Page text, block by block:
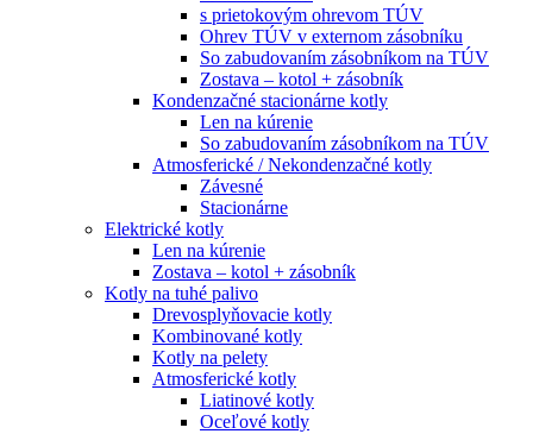
s prietokovým ohrevom TÚV
Ohrev TÚV v externom zásobníku
So zabudovaním zásobníkom na TÚV
Zostava – kotol + zásobník
Kondenzačné stacionárne kotly
Len na kúrenie
So zabudovaním zásobníkom na TÚV
Atmosferické / Nekondenzačné kotly
Závesné
Stacionárne
Elektrické kotly
Len na kúrenie
Zostava – kotol + zásobník
Kotly na tuhé palivo
Drevosplyňovacie kotly
Kombinované kotly
Kotly na pelety
Atmosferické kotly
Liatinové kotly
Oceľové kotly